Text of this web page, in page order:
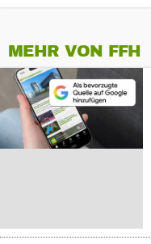
MEHR VON FFH